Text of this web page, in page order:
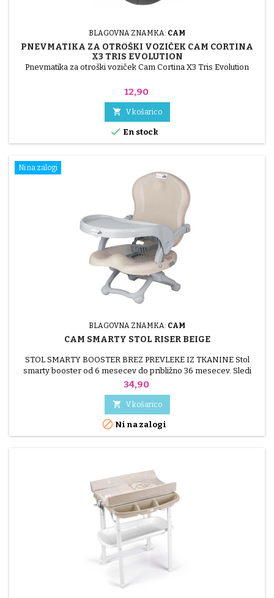
BLAGOVNA ZNAMKA: CAM
PNEVMATIKA ZA OTROŠKI VOZIČEK CAM CORTINA
X3 TRIS EVOLUTION
Pnevmatika za otroški voziček Cam Cortina X3 Tris Evolution
Cena
12,90
 V košarico
 En stock
Ni na zalogi
BLAGOVNA ZNAMKA: CAM
CAM SMARTY STOL RISER BEIGE
STOL SMARTY BOOSTER BREZ PREVLEKE IZ TKANINE Stol
smarty booster od 6 mesecev do približno 36 mesecev. Sledi
otrokovemu razvoju: idealen kot potovalni stol z velikim pladnjem
mizo s starši. Enostavno čiščenje z gobico, Izjemno kompaktno
zložljiv.
Cena
34,90
 V košarico
 Ni na zalogi